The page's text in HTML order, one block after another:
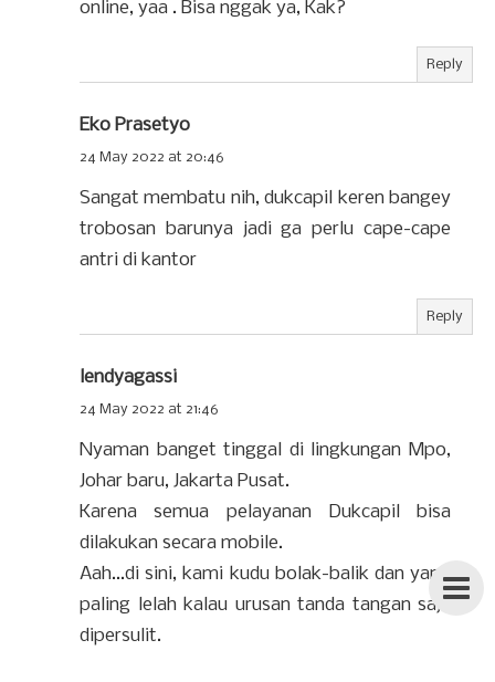
online, yaa . Bisa nggak ya, Kak?
Reply
Eko Prasetyo
24 May 2022 at 20:46
Sangat membatu nih, dukcapil keren bangey
trobosan barunya jadi ga perlu cape-cape
antri di kantor
Reply
lendyagassi
24 May 2022 at 21:46
Nyaman banget tinggal di lingkungan Mpo,
Johar baru, Jakarta Pusat.
Karena semua pelayanan Dukcapil bisa
dilakukan secara mobile.
Aah...di sini, kami kudu bolak-balik dan yang
paling lelah kalau urusan tanda tangan saja
dipersulit.